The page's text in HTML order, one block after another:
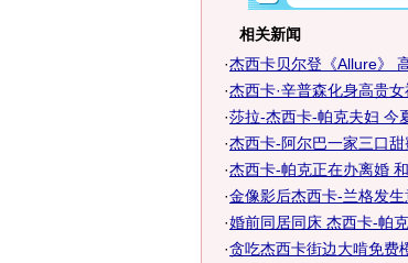
相关新闻
·杰西卡贝尔登《Allure》
·杰西卡·辛普森化身高贵
·莎拉-杰西卡-帕克夫妇 今
·杰西卡-阿尔巴一家三口
·杰西卡-帕克正在办离婚
·金像影后杰西卡-兰格发
·婚前同居同床 杰西卡-帕
·贪吃杰西卡街边大啃免费